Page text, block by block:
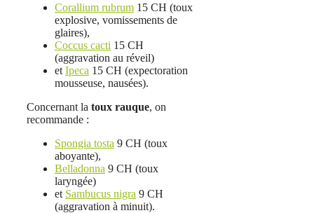
Corallium rubrum 15 CH (toux
explosive, vomissements de
glaires),
Coccus cacti 15 CH
(aggravation au réveil)
et Ipeca 15 CH (expectoration
mousseuse, nausées).
Concernant la toux rauque, on
recommande :
Spongia tosta 9 CH (toux
aboyante),
Belladonna 9 CH (toux
laryngée)
et Sambucus nigra 9 CH
(aggravation à minuit).